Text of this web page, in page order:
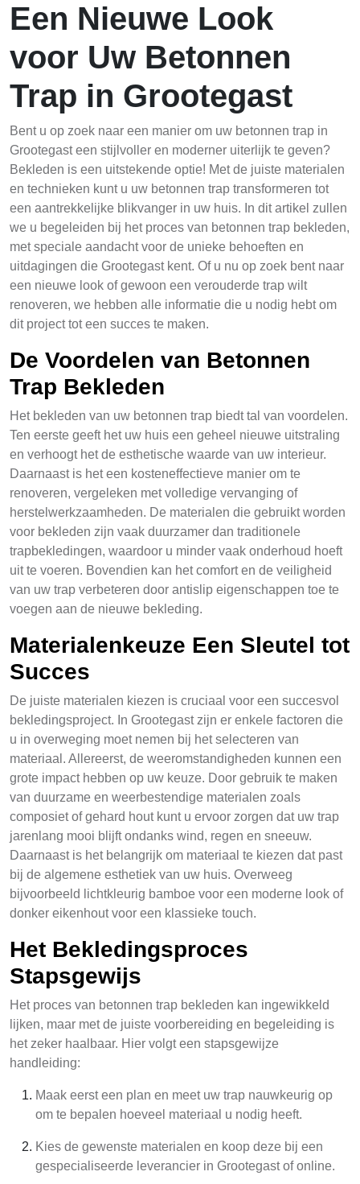
Een Nieuwe Look
voor Uw Betonnen
Trap in Grootegast
Bent u op zoek naar een manier om uw betonnen trap in
Grootegast een stijlvoller en moderner uiterlijk te geven?
Bekleden is een uitstekende optie! Met de juiste materialen
en technieken kunt u uw betonnen trap transformeren tot
een aantrekkelijke blikvanger in uw huis. In dit artikel zullen
we u begeleiden bij het proces van betonnen trap bekleden,
met speciale aandacht voor de unieke behoeften en
uitdagingen die Grootegast kent. Of u nu op zoek bent naar
een nieuwe look of gewoon een verouderde trap wilt
renoveren, we hebben alle informatie die u nodig hebt om
dit project tot een succes te maken.
De Voordelen van Betonnen
Trap Bekleden
Het bekleden van uw betonnen trap biedt tal van voordelen.
Ten eerste geeft het uw huis een geheel nieuwe uitstraling
en verhoogt het de esthetische waarde van uw interieur.
Daarnaast is het een kosteneffectieve manier om te
renoveren, vergeleken met volledige vervanging of
herstelwerkzaamheden. De materialen die gebruikt worden
voor bekleden zijn vaak duurzamer dan traditionele
trapbekledingen, waardoor u minder vaak onderhoud hoeft
uit te voeren. Bovendien kan het comfort en de veiligheid
van uw trap verbeteren door antislip eigenschappen toe te
voegen aan de nieuwe bekleding.
Materialenkeuze Een Sleutel tot
Succes
De juiste materialen kiezen is cruciaal voor een succesvol
bekledingsproject. In Grootegast zijn er enkele factoren die
u in overweging moet nemen bij het selecteren van
materiaal. Allereerst, de weeromstandigheden kunnen een
grote impact hebben op uw keuze. Door gebruik te maken
van duurzame en weerbestendige materialen zoals
composiet of gehard hout kunt u ervoor zorgen dat uw trap
jarenlang mooi blijft ondanks wind, regen en sneeuw.
Daarnaast is het belangrijk om materiaal te kiezen dat past
bij de algemene esthetiek van uw huis. Overweeg
bijvoorbeeld lichtkleurig bamboe voor een moderne look of
donker eikenhout voor een klassieke touch.
Het Bekledingsproces
Stapsgewijs
Het proces van betonnen trap bekleden kan ingewikkeld
lijken, maar met de juiste voorbereiding en begeleiding is
het zeker haalbaar. Hier volgt een stapsgewijze
handleiding:
Maak eerst een plan en meet uw trap nauwkeurig op
om te bepalen hoeveel materiaal u nodig heeft.
Kies de gewenste materialen en koop deze bij een
gespecialiseerde leverancier in Grootegast of online.